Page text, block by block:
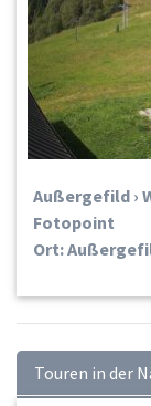
Außergefild ›
Fotopoint
Ort:
Touren in der